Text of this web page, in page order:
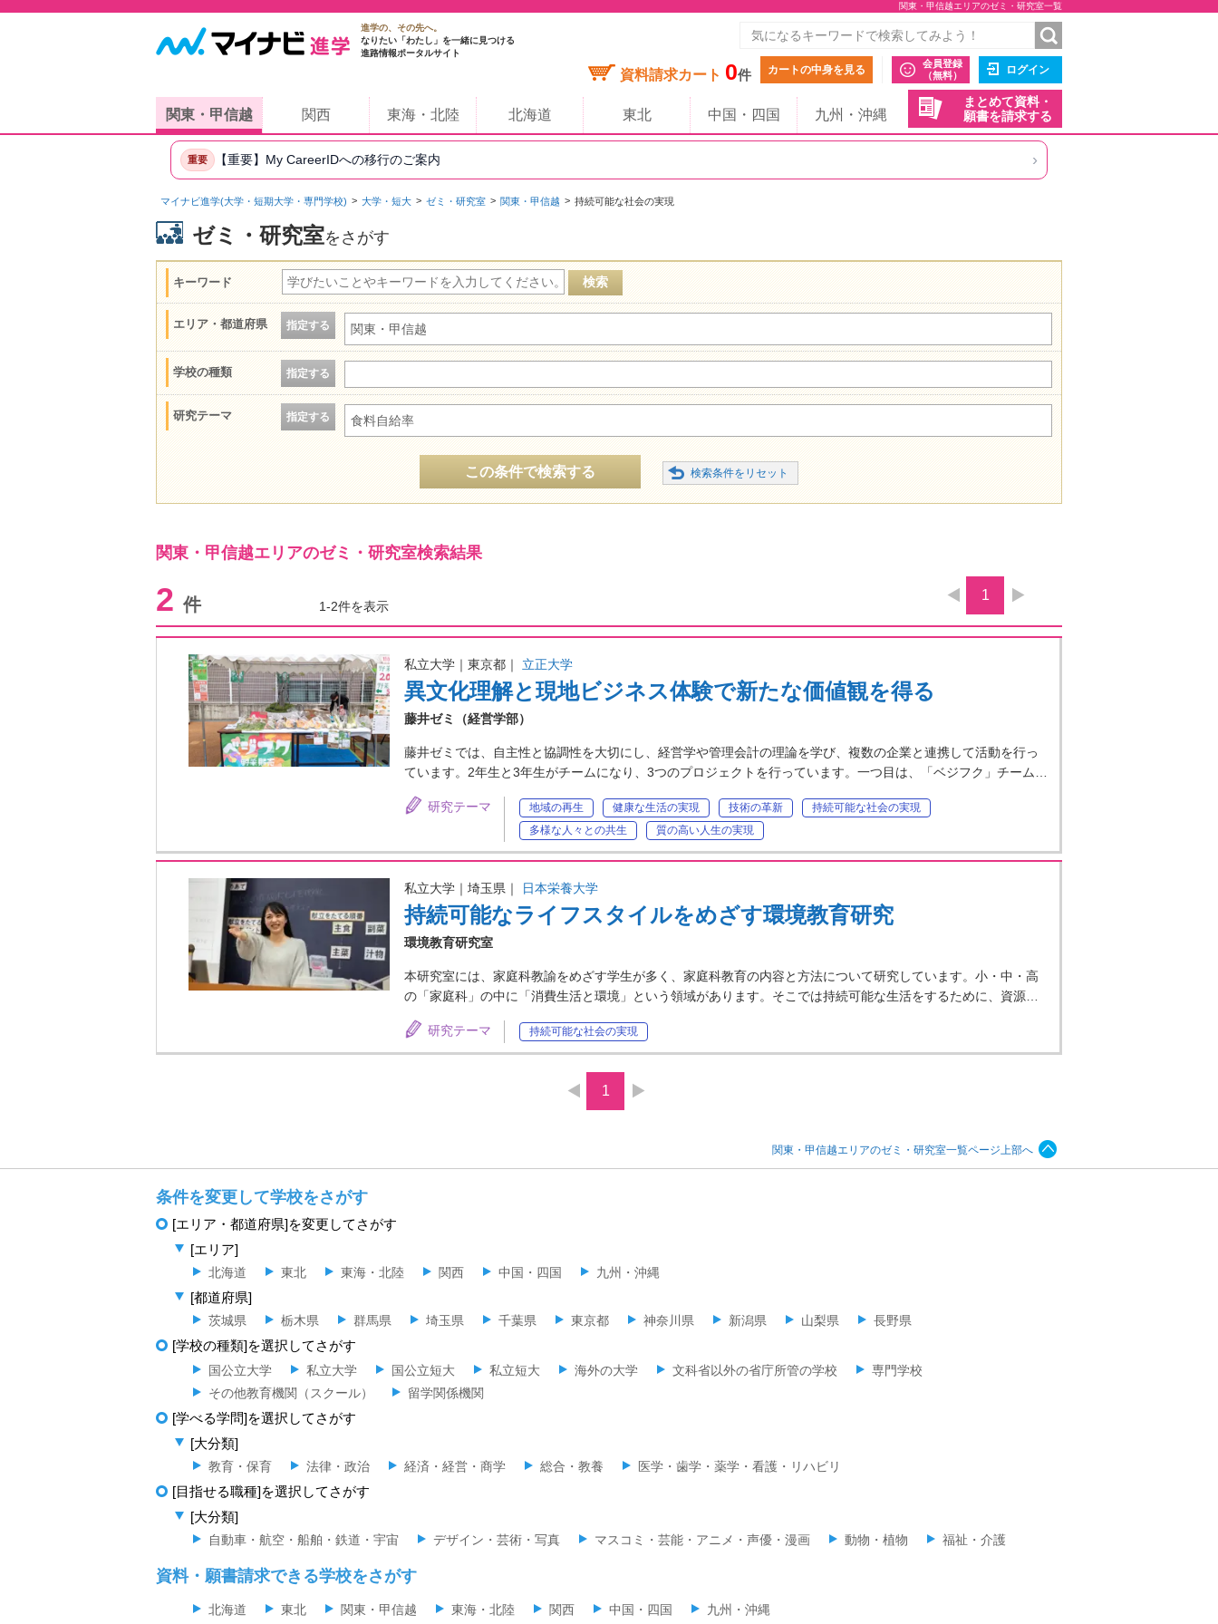
関東・甲信越エリアのゼミ・研究室一覧
進学の、その先へ。
なりたい「わたし」を一緒に見つける
進路情報ポータルサイト
資料請求カート 0件 カートの中身を見る
会員登録
（無料）
ログイン
まとめて資料・
願書を請求する
関東・甲信越 関西 東海・北陸 北海道 東北 中国・四国 九州・沖縄
重要 【重要】My CareerIDへの移行のご案内 ›
マイナビ進学(大学・短期大学・専門学校) 大学・短大 ゼミ・研究室 関東・甲信越 持続可能な社会の実現
ゼミ・研究室をさがす
キーワード
エリア・都道府県 指定する 関東・甲信越
学校の種類 指定する
研究テーマ 指定する 食料自給率
この条件で検索する
関東・甲信越エリアのゼミ・研究室検索結果
2 件 1-2件を表示
1
私立大学｜東京都｜ 立正大学
異文化理解と現地ビジネス体験で新たな価値観を得る
藤井ゼミ（経営学部）
藤井ゼミでは、自主性と協調性を大切にし、経営学や管理会計の理論を学び、複数の企業と連携して活動を行っ
ています。2年生と3年生がチームになり、3つのプロジェクトを行っています。一つ目は、「ベジフク」チーム…
研究テーマ 地域の再生 健康な生活の実現 技術の革新
持続可能な社会の実現
多様な人々との共生
質の高い人生の実現
私立大学｜埼玉県｜ 日本栄養大学
持続可能なライフスタイルをめざす環境教育研究
環境教育研究室
本研究室には、家庭科教諭をめざす学生が多く、家庭科教育の内容と方法について研究しています。小・中・高
の「家庭科」の中に「消費生活と環境」という領域があります。そこでは持続可能な生活をするために、資源…
研究テーマ 持続可能な社会の実現
1
関東・甲信越エリアのゼミ・研究室一覧ページ上部へ
条件を変更して学校をさがす
[エリア・都道府県]を変更してさがす
[エリア]
北海道 東北 東海・北陸 関西 中国・四国 九州・沖縄
[都道府県]
茨城県 栃木県 群馬県 埼玉県 千葉県 東京都 神奈川県 新潟県 山梨県 長野県
[学校の種類]を選択してさがす
国公立大学 私立大学 国公立短大 私立短大 海外の大学 文科省以外の省庁所管の学校
専門学校
その他教育機関（スクール）
留学関係機関
[学べる学問]を選択してさがす
[大分類]
教育・保育 法律・政治 経済・経営・商学 総合・教養 医学・歯学・薬学・看護・リハビリ
[目指せる職種]を選択してさがす
[大分類]
自動車・航空・船舶・鉄道・宇宙 デザイン・芸術・写真 マスコミ・芸能・アニメ・声優・漫画 動物・植物 福祉・介護
資料・願書請求できる学校をさがす
北海道 東北 関東・甲信越 東海・北陸 関西 中国・四国 九州・沖縄